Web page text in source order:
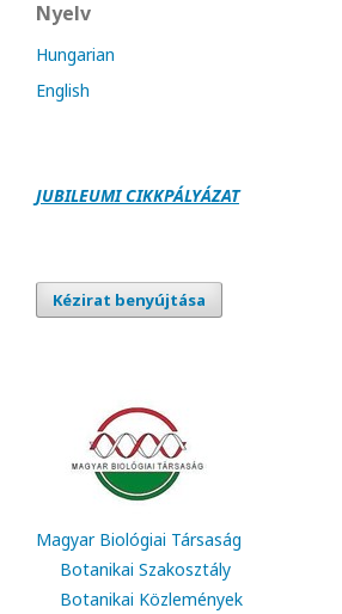
Nyelv
Hungarian
English
JUBILEUMI CIKKPÁLYÁZAT
Kézirat benyújtása
Magyar Biológiai Társaság
Botanikai Szakosztály
Botanikai Közlemények